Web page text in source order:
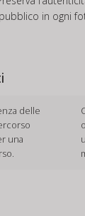
in ogni
delle
una